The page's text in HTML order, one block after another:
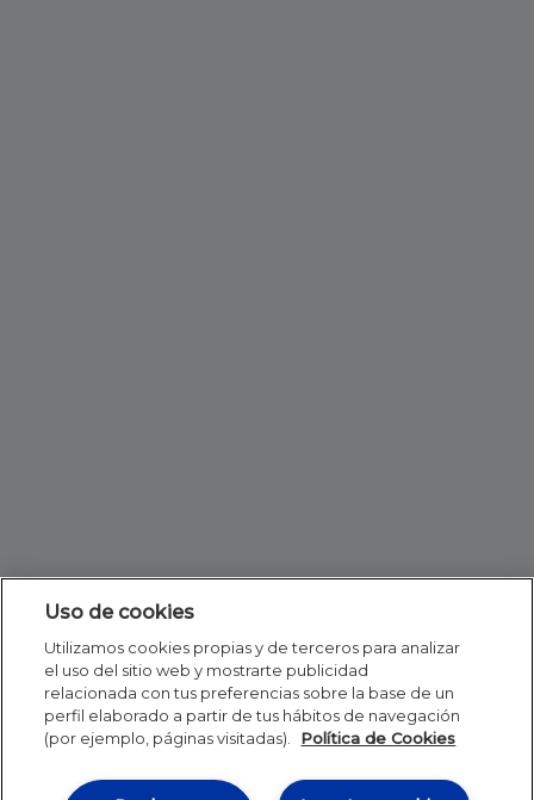
Uso de cookies
Utilizamos cookies propias y de terceros para analizar
el uso del sitio web y mostrarte publicidad
relacionada con tus preferencias sobre la base de un
perfil elaborado a partir de tus hábitos de navegación
(por ejemplo, páginas visitadas).
Política de Cookies